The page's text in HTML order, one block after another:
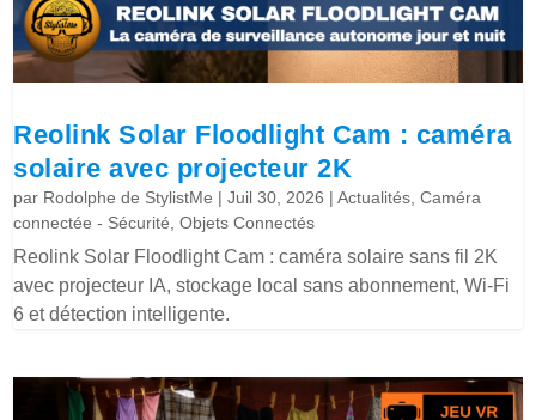
Reolink Solar Floodlight Cam : caméra
solaire avec projecteur 2K
par Rodolphe de StylistMe |Juil 30, 2026 |Actualités ,Caméra
connectée - Sécurité ,Objets Connectés
Reolink Solar Floodlight Cam : caméra solaire sans fil 2K
avec projecteur IA, stockage local sans abonnement, Wi-Fi
6 et détection intelligente.